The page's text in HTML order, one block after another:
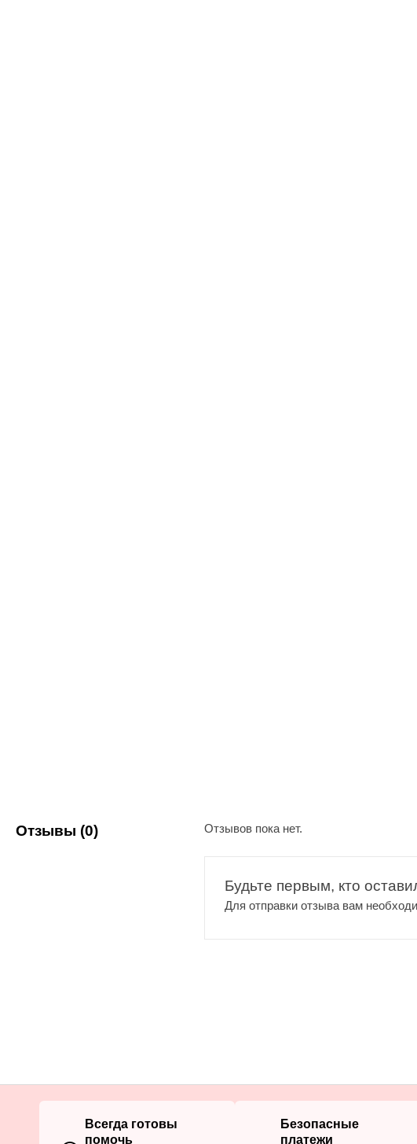
Отзывы (0) Отзывов пока нет.
Будьте первым, кто
Для отправки отзыва вам
Всегда готовы
помочь
Безопасные
платежи